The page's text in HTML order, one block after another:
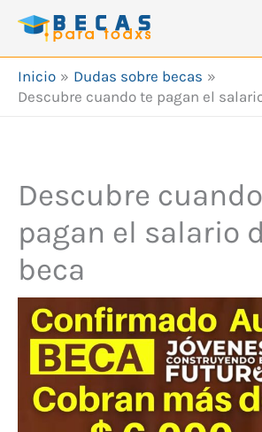
Inicio
Dudas sobre becas
Descubre cuando te pagan el
Descubre
pagan el salario
beca